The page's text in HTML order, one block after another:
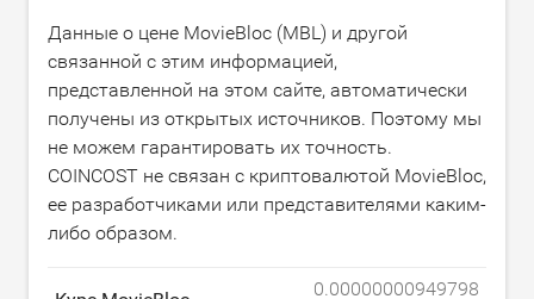
Данные о цене MovieBloc (MBL) и другой
связанной с этим информацией,
представленной на этом сайте, автоматически
получены из открытых источников. Поэтому мы
не можем гарантировать их точность.
COINCOST не связан с криптовалютой MovieBloc,
ее разработчиками или представителями каким-
либо образом.
0.00000000949798